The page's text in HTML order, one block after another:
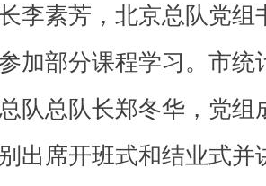
李素芳，北京总队党
加部分课程学习。市
队总队长郑冬华，党
出席开班式和结业式